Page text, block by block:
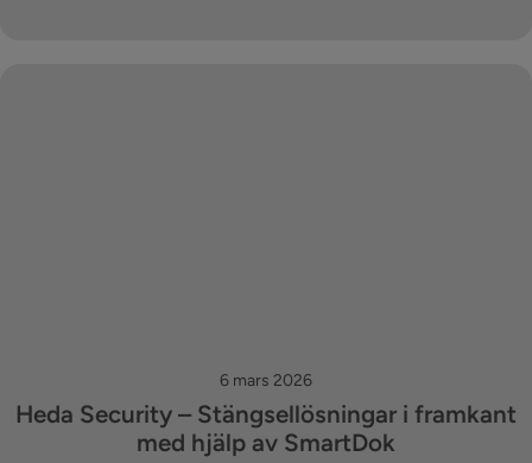
6 mars 2026
Heda Security – Stängsellösningar i framkant
med hjälp av SmartDok